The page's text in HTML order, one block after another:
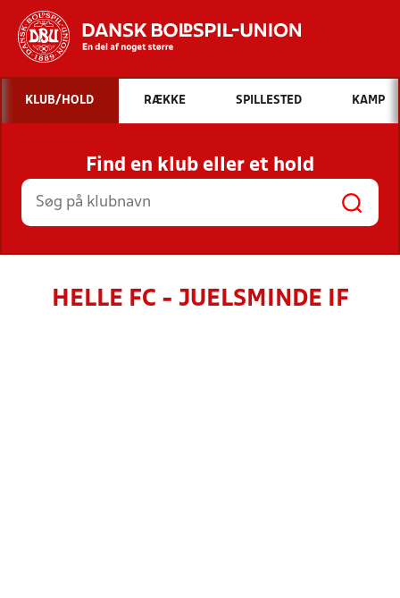
Hvad vil du søge efter?
INDHOLD OG NYHEDER
STILLINGER, RESULTATER, KLUBBER OG
HOLD
KLUB/HOLD RÆKKE SPILLESTED KAMP
Find en klub eller et hold
HELLE FC - JUELSMINDE IF